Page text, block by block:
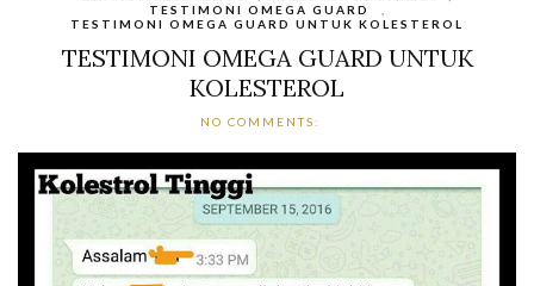
TESTIMONI OMEGA GUARD
TESTIMONI OMEGA GUARD UNTUK KOLESTEROL
TESTIMONI OMEGA GUARD UNTUK
KOLESTEROL
NO COMMENTS: